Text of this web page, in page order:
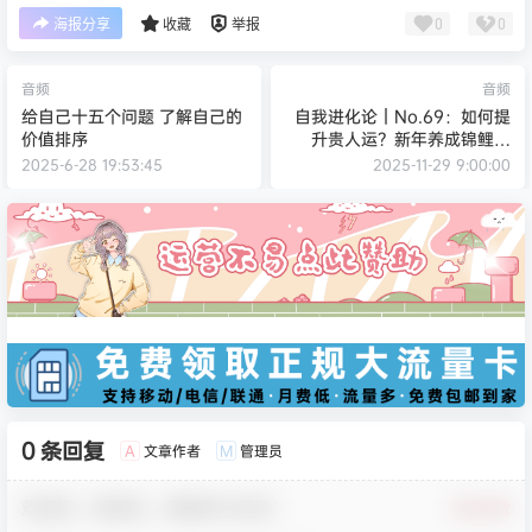
海报分享 收藏 举报 0 0
音频
给自己十五个问题 了解自己的
价值排序
2025-6-28 19:53:45
音频
自我进化论｜No.69：如何提
升贵人运？新年养成锦鲤体
质！
2025-11-29 9:00:00
0 条回复 A 文章作者 M 管理员